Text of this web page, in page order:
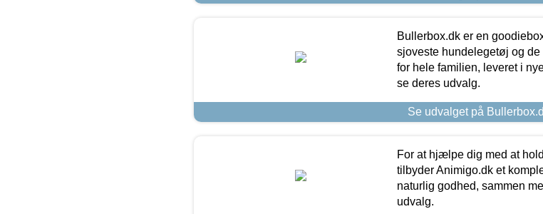
Bullerbox.dk er en
sjoveste hundelegetøj og
for hele familien, leveret i
se deres udvalg.
Se udvalget på
For at hjælpe dig med at
tilbyder Animigo.dk et
naturlig godhed, sammen
udvalg.